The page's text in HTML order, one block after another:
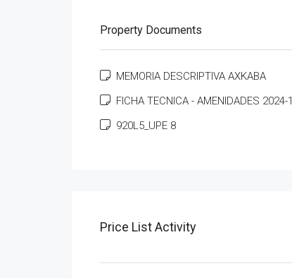
Property Documents
MEMORIA DESCRIPTIVA AXKABA
FICHA TECNICA - AMENIDADES 2024-1
920L5_UPE 8
Price List Activity